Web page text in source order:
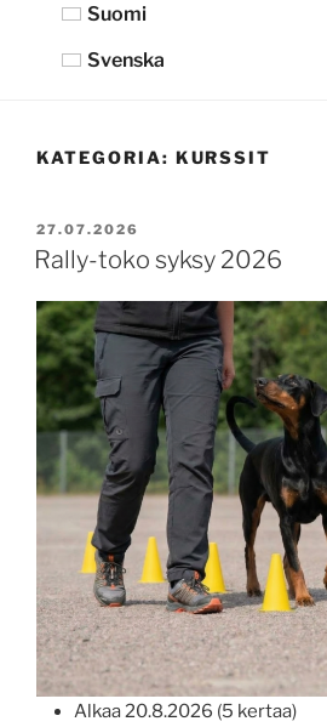
Suomi
Svenska
KATEGORIA: KURSSIT
JULKAISTU
27.07.2026
Rally-toko syksy 2026
Alkaa 20.8.2026 (5 kertaa)